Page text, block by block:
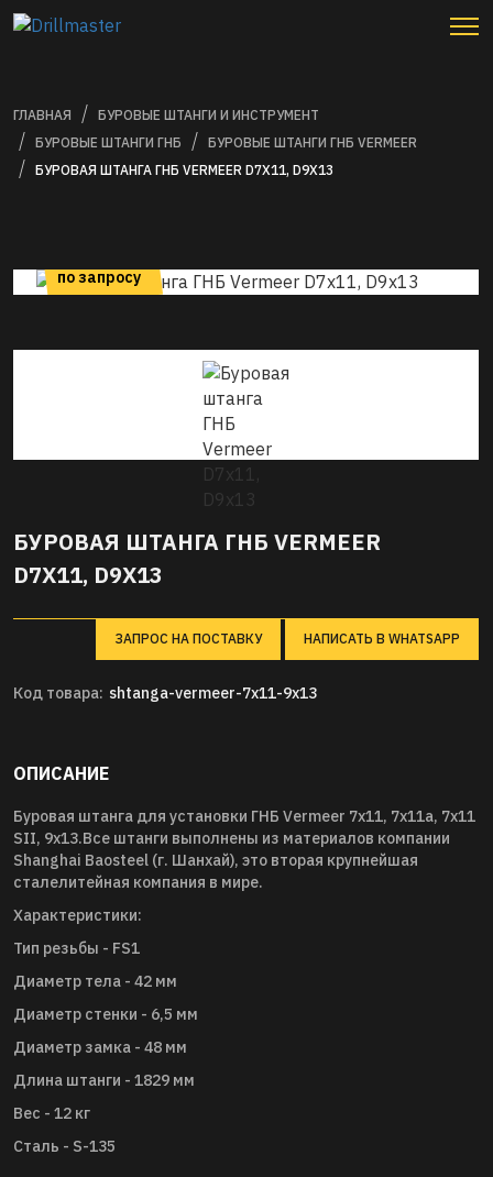
ГЛАВНАЯ
БУРОВЫЕ ШТАНГИ И ИНСТРУМЕНТ
БУРОВЫЕ ШТАНГИ ГНБ
БУРОВЫЕ ШТАНГИ ГНБ VERMEER
БУРОВАЯ ШТАНГА ГНБ VERMEER D7X11, D9X13
БУРОВАЯ ШТАНГА ГНБ VERMEER
D7X11, D9X13
ЗАПРОС НА ПОСТАВКУ НАПИСАТЬ В WHATSAPP
Код товара: shtanga-vermeer-7x11-9x13
ОПИСАНИЕ
Буровая штанга для установки ГНБ Vermeer 7x11, 7x11a, 7x11
SII, 9x13.Все штанги выполнены из материалов компании
Shanghai Baosteel (г. Шанхай), это вторая крупнейшая
сталелитейная компания в мире.
Характеристики:
Тип резьбы - FS1
Диаметр тела - 42 мм
Диаметр стенки - 6,5 мм
Диаметр замка - 48 мм
Длина штанги - 1829 мм
Вес - 12 кг
Сталь - S-135
по запросу